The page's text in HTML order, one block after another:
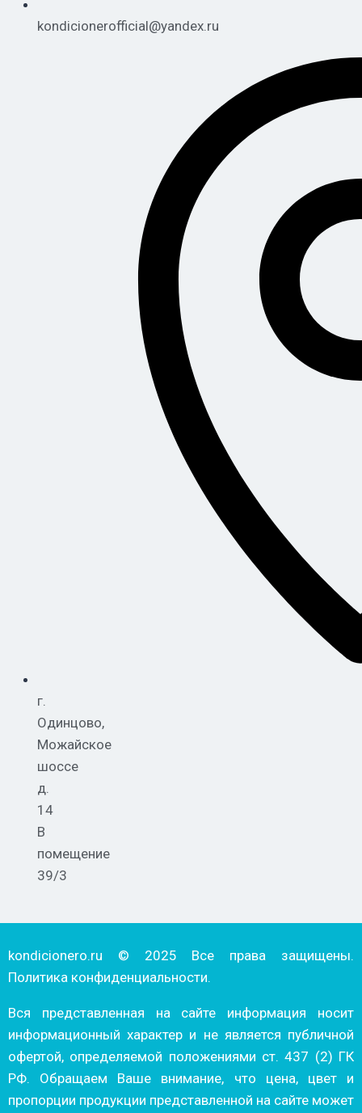
kondicionerofficial@yandex.ru
г.
Одинцово,
Можайское
шоссе
д.
14
В
помещение
39/3
kondicionero.ru © 2025 Все права защищены.
Политика конфиденциальности.
Вся представленная на сайте информация носит
информационный характер и не является публичной
офертой, определяемой положениями ст. 437 (2) ГК
РФ. Обращаем Ваше внимание, что цена, цвет и
пропорции продукции представленной на сайте может